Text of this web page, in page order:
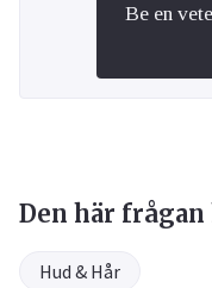
Be en
Den här
Hud & Hår